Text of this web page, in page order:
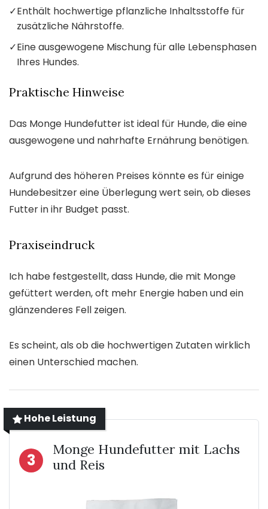
✓Enthält hochwertige pflanzliche Inhaltsstoffe für
zusätzliche Nährstoffe.
✓Eine ausgewogene Mischung für alle Lebensphasen
Ihres Hundes.
Praktische Hinweise
Das Monge Hundefutter ist ideal für Hunde, die eine
ausgewogene und nahrhafte Ernährung benötigen.
Aufgrund des höheren Preises könnte es für einige
Hundebesitzer eine Überlegung wert sein, ob dieses
Futter in ihr Budget passt.
Praxiseindruck
Ich habe festgestellt, dass Hunde, die mit Monge
gefüttert werden, oft mehr Energie haben und ein
glänzenderes Fell zeigen.
Es scheint, als ob die hochwertigen Zutaten wirklich
einen Unterschied machen.
Hohe Leistung
3
Monge Hundefutter mit Lachs
und Reis